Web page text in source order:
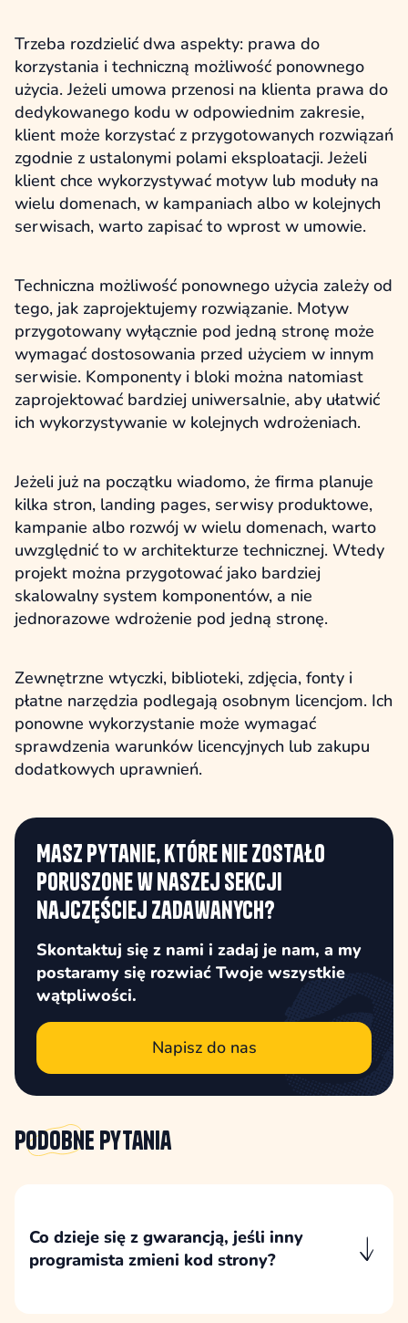
Trzeba rozdzielić dwa aspekty: prawa do
korzystania i techniczną możliwość ponownego
użycia. Jeżeli umowa przenosi na klienta prawa do
dedykowanego kodu w odpowiednim zakresie,
klient może korzystać z przygotowanych rozwiązań
zgodnie z ustalonymi polami eksploatacji. Jeżeli
klient chce wykorzystywać motyw lub moduły na
wielu domenach, w kampaniach albo w kolejnych
serwisach, warto zapisać to wprost w umowie.
Techniczna możliwość ponownego użycia zależy od
tego, jak zaprojektujemy rozwiązanie. Motyw
przygotowany wyłącznie pod jedną stronę może
wymagać dostosowania przed użyciem w innym
serwisie. Komponenty i bloki można natomiast
zaprojektować bardziej uniwersalnie, aby ułatwić
ich wykorzystywanie w kolejnych wdrożeniach.
Jeżeli już na początku wiadomo, że firma planuje
kilka stron, landing pages, serwisy produktowe,
kampanie albo rozwój w wielu domenach, warto
uwzględnić to w architekturze technicznej. Wtedy
projekt można przygotować jako bardziej
skalowalny system komponentów, a nie
jednorazowe wdrożenie pod jedną stronę.
Zewnętrzne wtyczki, biblioteki, zdjęcia, fonty i
płatne narzędzia podlegają osobnym licencjom. Ich
ponowne wykorzystanie może wymagać
sprawdzenia warunków licencyjnych lub zakupu
dodatkowych uprawnień.
Masz pytanie, które nie zostało
poruszone w naszej sekcji
najczęściej zadawanych?
Skontaktuj się z nami i zadaj je nam, a my
postaramy się rozwiać Twoje wszystkie
wątpliwości.
Napisz do nas
Podobne pytania
Co dzieje się z gwarancją, jeśli inny
programista zmieni kod strony?